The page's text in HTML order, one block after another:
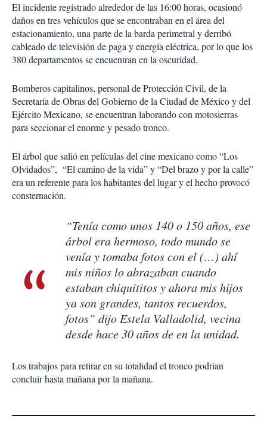
El incidente registrado alrededor de las 16:00 horas, ocasionó
daños en tres vehículos que se encontraban en el área del
estacionamiento, una parte de la barda perimetral y derribó
cableado de televisión de paga y energía eléctrica, por lo que los
380 departamentos se encuentran en la oscuridad.
Bomberos capitalinos, personal de Protección Civil, de la
Secretaría de Obras del Gobierno de la Ciudad de México y del
Ejército Mexicano, se encuentran laborando con motosierras
para seccionar el enorme y pesado tronco.
El árbol que salió en películas del cine mexicano como “Los
Olvidados”, “El camino de la vida” y “Del brazo y por la calle”
era un referente para los habitantes del lugar y el hecho provocó
consternación.
“Tenía como unos 140 o 150 años, ese
árbol era hermoso, todo mundo se
venía y tomaba fotos con el (…) ahí
mis niños lo abrazaban cuando
estaban chiquititos y ahora mis hijos
ya son grandes, tantos recuerdos,
fotos” dijo Estela Valladolid, vecina
desde hace 30 años de en la unidad.
Los trabajos para retirar en su totalidad el tronco podrían
concluir hasta mañana por la mañana.